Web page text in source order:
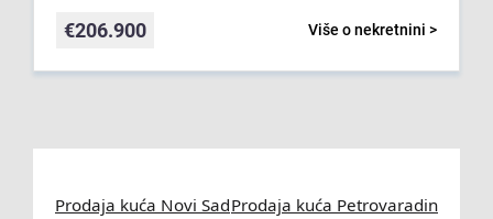
Više o nekretnini >
€206.900
Prodaja kuća Novi SadProdaja kuća Petrovaradin